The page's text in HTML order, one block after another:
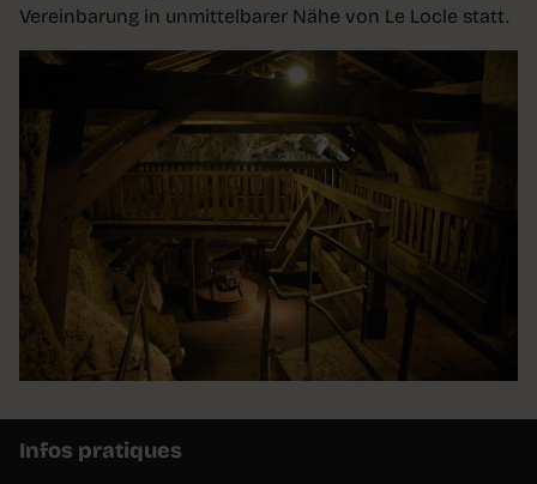
Vereinbarung in unmittelbarer Nähe von Le Locle statt.
Infos pratiques